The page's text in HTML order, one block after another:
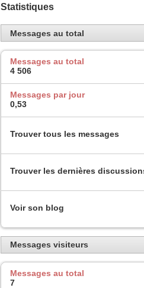
Statistiques
Messages au total
Messages au total
4 506
Messages par jour
0,53
Trouver tous les messages
Trouver les dernières
Voir son blog
Messages visiteurs
Messages au total
7